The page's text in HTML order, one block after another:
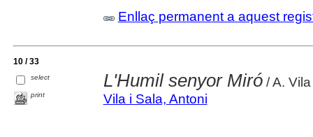
Enllaç permanent a aquest
10 / 33
select
print
L'Humil senyor Miró/ A. Vila
Vila i Sala, Antoni